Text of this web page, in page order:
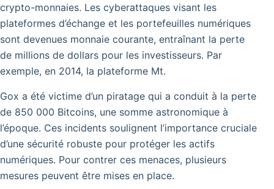
crypto-monnaies. Les cyberattaques visant les
plateformes d’échange et les portefeuilles numériques
sont devenues monnaie courante, entraînant la perte
de millions de dollars pour les investisseurs. Par
exemple, en 2014, la plateforme Mt.
Gox a été victime d’un piratage qui a conduit à la perte
de 850 000 Bitcoins, une somme astronomique à
l’époque. Ces incidents soulignent l’importance cruciale
d’une sécurité robuste pour protéger les actifs
numériques. Pour contrer ces menaces, plusieurs
mesures peuvent être mises en place.